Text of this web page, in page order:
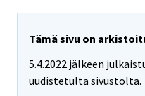
Tämä sivu on
5.4.2022 jälkeen
uudistetulta sivustolta.